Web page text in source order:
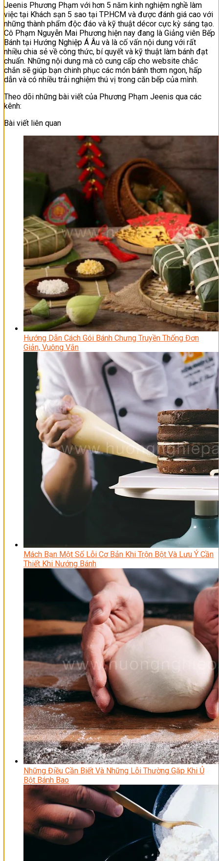
Jeenis Phương Phạm với hơn 5 năm kinh nghiệm nghề làm
việc tại Khách sạn 5 sao tại TP.HCM và được đánh giá cao với
những thành phẩm độc đáo và kỹ thuật décor cực kỳ sáng tạo.
Cô Phạm Nguyễn Mai Phương hiện nay đang là Giảng viên Bếp
Bánh tại Hướng Nghiệp Á Âu và là cố vấn nội dung với rất
nhiều chia sẻ về công thức, bí quyết và kỹ thuật làm bánh đạt
chuẩn. Những nội dung mà cô cung cấp cho website chắc
chắn sẽ giúp bạn chinh phục các món bánh thơm ngon, hấp
dẫn và có nhiều trải nghiệm thú vị trong căn bếp của mình.
Theo dõi những bài viết của Phương Phạm Jeenis qua các
kênh:
Bài viết liên quan
Hướng Dẫn Cách Gói Bánh Chưng Truyền Thống Đơn
Giản, Vuông Vắn
Mách Bạn Một Số Lỗi Cơ Bản Khi Trộn Bột Và Lưu Ý Cần
Thiết Khi Nướng Bánh
Những Điều Cần Biết Và Những Lỗi Thường Gặp Khi Ủ
Bột Bánh Bao